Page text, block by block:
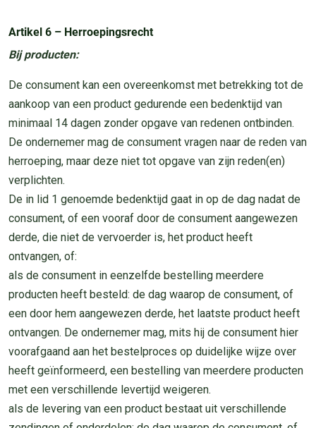
Artikel 6 – Herroepingsrecht
Bij producten:
De consument kan een overeenkomst met betrekking tot de
aankoop van een product gedurende een bedenktijd van
minimaal 14 dagen zonder opgave van redenen ontbinden.
De ondernemer mag de consument vragen naar de reden van
herroeping, maar deze niet tot opgave van zijn reden(en)
verplichten.
De in lid 1 genoemde bedenktijd gaat in op de dag nadat de
consument, of een vooraf door de consument aangewezen
derde, die niet de vervoerder is, het product heeft
ontvangen, of:
als de consument in eenzelfde bestelling meerdere
producten heeft besteld: de dag waarop de consument, of
een door hem aangewezen derde, het laatste product heeft
ontvangen. De ondernemer mag, mits hij de consument hier
voorafgaand aan het bestelproces op duidelijke wijze over
heeft geïnformeerd, een bestelling van meerdere producten
met een verschillende levertijd weigeren.
als de levering van een product bestaat uit verschillende